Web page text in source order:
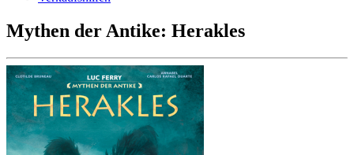
Mythen der Antike: Herakles